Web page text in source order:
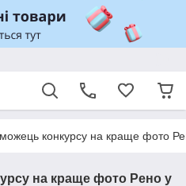
конкурсу на краще фото
на краще фото Рено у